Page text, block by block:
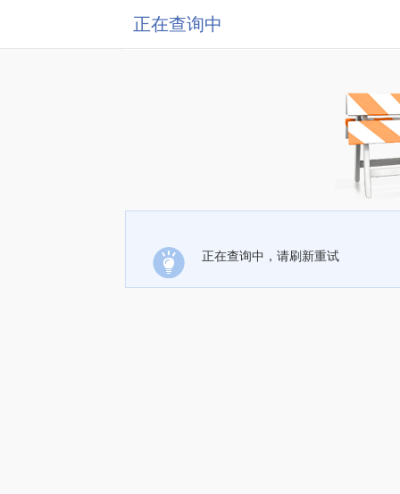
正在查询中
正在查询中，请刷新重试